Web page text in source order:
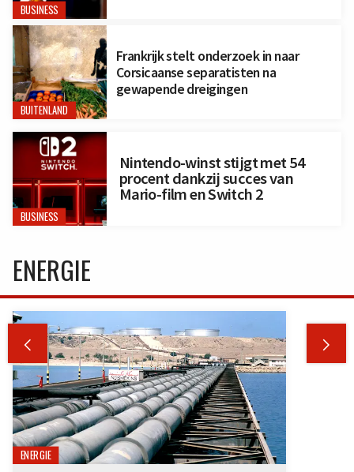
BUSINESS
BUITENLAND
Frankrijk stelt onderzoek in naar
Corsicaanse separatisten na
gewapende dreigingen
BUSINESS
Nintendo-winst stijgt met 54
procent dankzij succes van
Mario-film en Switch 2
ENERGIE
 
ENERGIE